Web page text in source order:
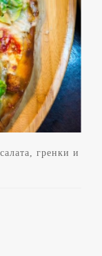
гренки и